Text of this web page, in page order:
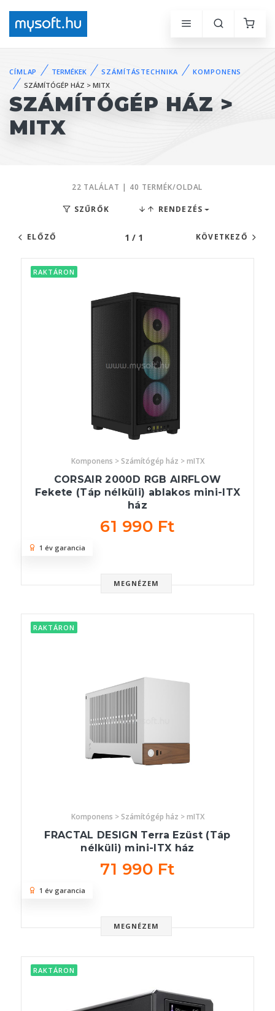
CÍMLAP TERMÉKEK SZÁMÍTÁSTECHNIKA
KOMPONENS
SZÁMÍTÓGÉP HÁZ > MITX
SZÁMÍTÓGÉP HÁZ >
MITX
22 TALÁLAT | 40 TERMÉK/OLDAL
SZŰRŐK RENDEZÉS
ELŐZŐ 1 / 1 KÖVETKEZŐ
RAKTÁRON
Komponens > Számítógép ház > mITX
CORSAIR 2000D RGB AIRFLOW
Fekete (Táp nélküli) ablakos mini-ITX
ház
61 990 Ft
MEGNÉZEM
1 év garancia
RAKTÁRON
Komponens > Számítógép ház > mITX
FRACTAL DESIGN Terra Ezüst (Táp
nélküli) mini-ITX ház
71 990 Ft
MEGNÉZEM
1 év garancia
RAKTÁRON